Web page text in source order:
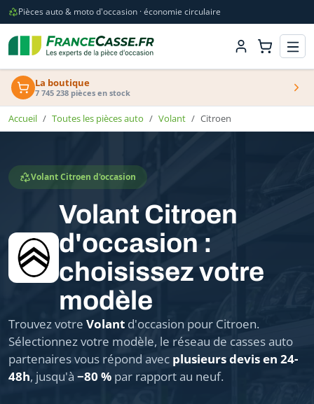
Pièces auto & moto d'occasion · économie circulaire
La boutique
7 745 238 pièces en stock
Accueil Toutes les pièces auto Volant Citroen
Volant Citroen d'occasion
Volant Citroen
d'occasion :
choisissez votre
modèle
Trouvez votre Volant d'occasion pour Citroen.
Sélectionnez votre modèle, le réseau de casses auto
partenaires vous répond avec plusieurs devis en 24-
48h, jusqu'à −80 % par rapport au neuf.